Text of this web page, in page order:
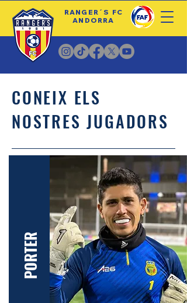
RANGER´S FC
ANDORRA
CONEIX ELS
NOSTRES JUGADORS
PORTER